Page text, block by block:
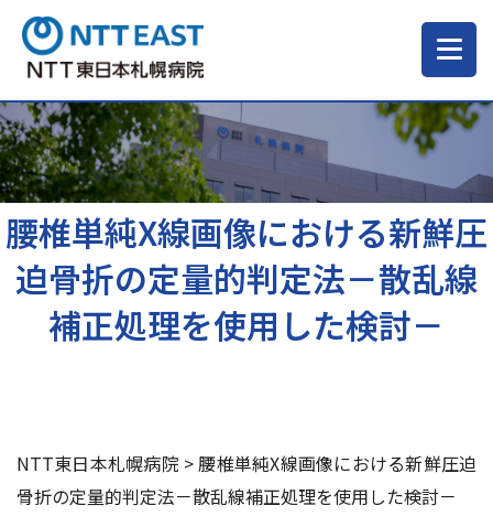
当院について
ご来院される方へ
診療科・部門
腰椎単純X線画像における新鮮圧
迫骨折の定量的判定法－散乱線
補正処理を使用した検討－
NTT東日本札幌病院 >腰椎単純X線画像における新鮮圧迫
骨折の定量的判定法－散乱線補正処理を使用した検討－